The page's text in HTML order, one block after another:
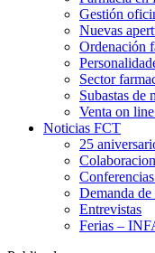
Gestión
Nuevas
Ordenación
Sector
Subastas de
Venta on
Noticias FCT
25
Demanda de
Entrevistas
Ferias –